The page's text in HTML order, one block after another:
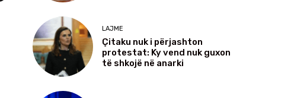
LAJME
Çitaku nuk i përjashton
protestat: Ky vend nuk guxon
të shkojë në anarki